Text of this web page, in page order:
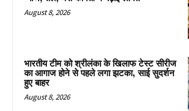
August 8, 2026
भारतीय टीम को श्रीलंका के खिलाफ टेस्ट सीरीज
का आगाज होने से पहले लगा झटका, साई सुदर्शन
हुए बाहर
August 8, 2026